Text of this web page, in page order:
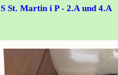
St. Martin i P - 2.A und 4.A